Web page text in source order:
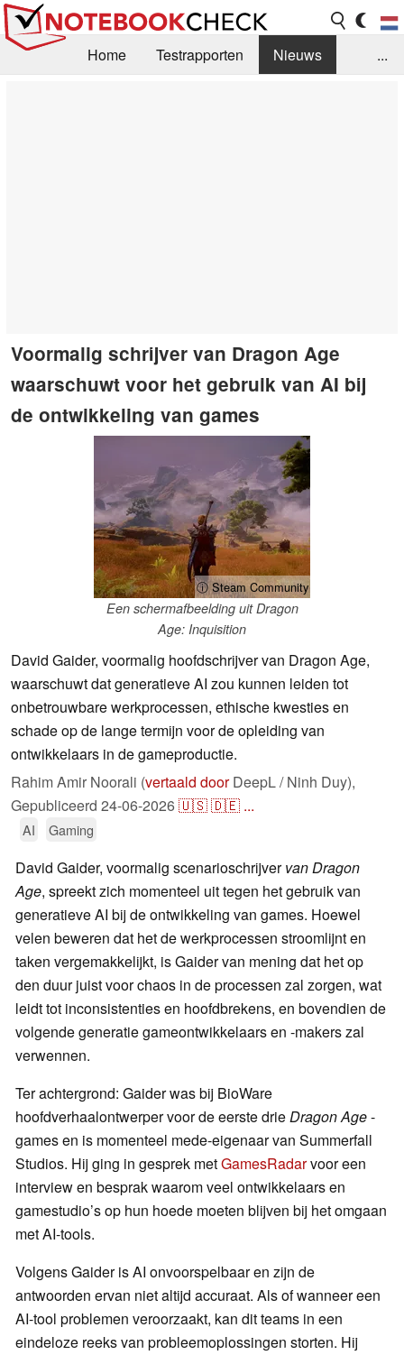
Home Testrapporten
Nieuws
...
Voormalig schrijver van Dragon Age
waarschuwt voor het gebruik van AI bij
de ontwikkeling van games
ⓘ Steam Community
Een schermafbeelding uit Dragon
Age: Inquisition
David Gaider, voormalig hoofdschrijver van Dragon Age,
waarschuwt dat generatieve AI zou kunnen leiden tot
onbetrouwbare werkprocessen, ethische kwesties en
schade op de lange termijn voor de opleiding van
ontwikkelaars in de gameproductie.
Rahim Amir Noorali (vertaald doorDeepL / Ninh Duy),
Gepubliceerd 24-06-2026🇺🇸🇩🇪 ...
AI Gaming
David Gaider, voormalig scenarioschrijvervan Dragon
Age, spreekt zich momenteel uit tegen het gebruik van
generatieve AI bij de ontwikkeling van games. Hoewel
velen beweren dat het de werkprocessen stroomlijnt en
taken vergemakkelijkt, is Gaider van mening dat het op
den duur juist voor chaos in de processen zal zorgen, wat
leidt tot inconsistenties en hoofdbrekens, en bovendien de
volgende generatie gameontwikkelaars en -makers zal
verwennen.
Ter achtergrond: Gaider was bij BioWare
hoofdverhaalontwerper voor de eerste drieDragon Age-
games en is momenteel mede-eigenaar van Summerfall
Studios. Hij ging in gesprek metGamesRadarvoor een
interview en besprak waarom veel ontwikkelaars en
gamestudio’s op hun hoede moeten blijven bij het omgaan
met AI-tools.
Volgens Gaider is AI onvoorspelbaar en zijn de
antwoorden ervan niet altijd accuraat. Als of wanneer een
AI-tool problemen veroorzaakt, kan dit teams in een
eindeloze reeks van probleemoplossingen storten. Hij